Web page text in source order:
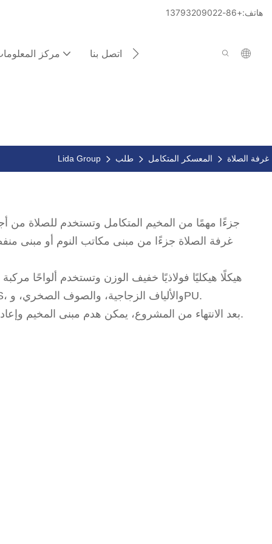
هاتف:+86-13793209022
مركز اتصل بنا
Lida Group طلب المعسكر المتكامل غرفة الصلاة
غرفة الصلاة جزءًا من مبنى مكاتب النوم أو مبنى
وفقاً لمتطلبات المخيم والبيئة المحلية، فإن الألواح المركبة متوفرة بألواح EPS، والألياف الزجاجية، والصوف الصخري، وPU.
بعد الانتهاء من المشروع، يمكن هدم مبنى المخيم وإعادة تركيبه في موقع آخر، وهو أمر سهل التركيب وإعادة التدوير لتقليل التكاليف.